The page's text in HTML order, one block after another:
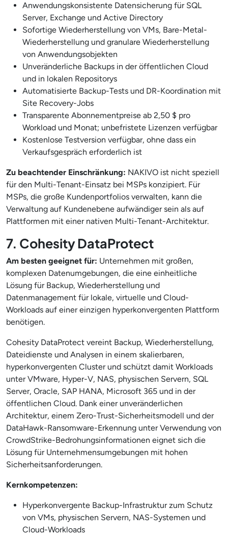
Anwendungskonsistente Datensicherung für SQL
Server, Exchange und Active Directory
Sofortige Wiederherstellung von VMs, Bare-Metal-
Wiederherstellung und granulare Wiederherstellung
von Anwendungsobjekten
Unveränderliche Backups in der öffentlichen Cloud
und in lokalen Repositorys
Automatisierte Backup-Tests und DR-Koordination mit
Site Recovery-Jobs
Transparente Abonnementpreise ab 2,50 $ pro
Workload und Monat; unbefristete Lizenzen verfügbar
Kostenlose Testversion verfügbar, ohne dass ein
Verkaufsgespräch erforderlich ist
Zu beachtender Einschränkung: NAKIVO ist nicht speziell
für den Multi-Tenant-Einsatz bei MSPs konzipiert. Für
MSPs, die große Kundenportfolios verwalten, kann die
Verwaltung auf Kundenebene aufwändiger sein als auf
Plattformen mit einer nativen Multi-Tenant-Architektur.
7. Cohesity DataProtect
Am besten geeignet für: Unternehmen mit großen,
komplexen Datenumgebungen, die eine einheitliche
Lösung für Backup, Wiederherstellung und
Datenmanagement für lokale, virtuelle und Cloud-
Workloads auf einer einzigen hyperkonvergenten Plattform
benötigen.
Cohesity DataProtect vereint Backup, Wiederherstellung,
Dateidienste und Analysen in einem skalierbaren,
hyperkonvergenten Cluster und schützt damit Workloads
unter VMware, Hyper-V, NAS, physischen Servern, SQL
Server, Oracle, SAP HANA, Microsoft 365 und in der
öffentlichen Cloud. Dank einer unveränderlichen
Architektur, einem Zero-Trust-Sicherheitsmodell und der
DataHawk-Ransomware-Erkennung unter Verwendung von
CrowdStrike-Bedrohungsinformationen eignet sich die
Lösung für Unternehmensumgebungen mit hohen
Sicherheitsanforderungen.
Kernkompetenzen:
Hyperkonvergente Backup-Infrastruktur zum Schutz
von VMs, physischen Servern, NAS-Systemen und
Cloud-Workloads